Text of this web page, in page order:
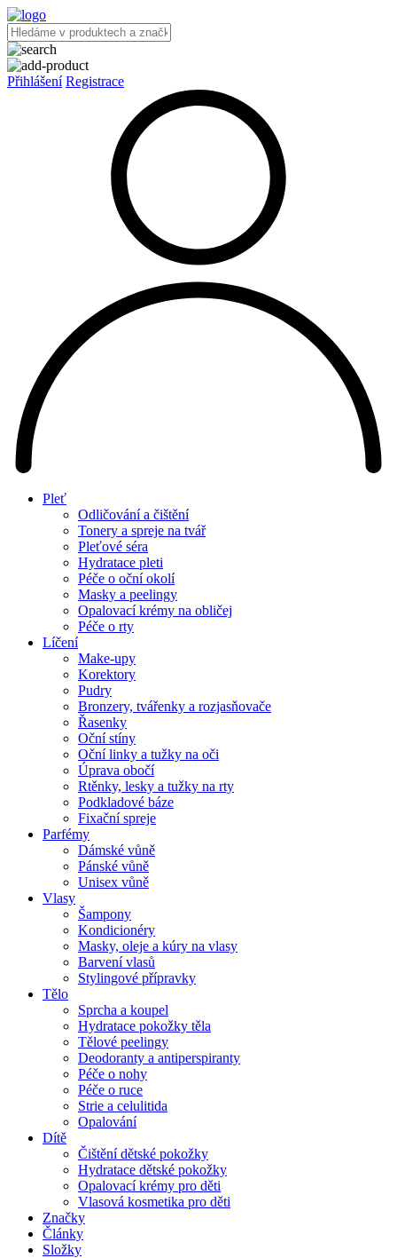
Přihlášení Registrace
Pleť
Odličování a čištění
Tonery a spreje na tvář
Pleťové séra
Hydratace pleti
Péče o oční okolí
Masky a peelingy
Opalovací krémy na obličej
Péče o rty
Líčení
Make-upy
Korektory
Pudry
Bronzery, tvářenky a rozjasňovače
Řasenky
Oční stíny
Oční linky a tužky na oči
Úprava obočí
Rtěnky, lesky a tužky na rty
Podkladové báze
Fixační spreje
Parfémy
Dámské vůně
Pánské vůně
Unisex vůně
Vlasy
Šampony
Kondicionéry
Masky, oleje a kúry na vlasy
Barvení vlasů
Stylingové přípravky
Tělo
Sprcha a koupel
Hydratace pokožky těla
Tělové peelingy
Deodoranty a antiperspiranty
Péče o nohy
Péče o ruce
Strie a celulitida
Opalování
Dítě
Čištění dětské pokožky
Hydratace dětské pokožky
Opalovací krémy pro děti
Vlasová kosmetika pro děti
Značky
Články
Složky